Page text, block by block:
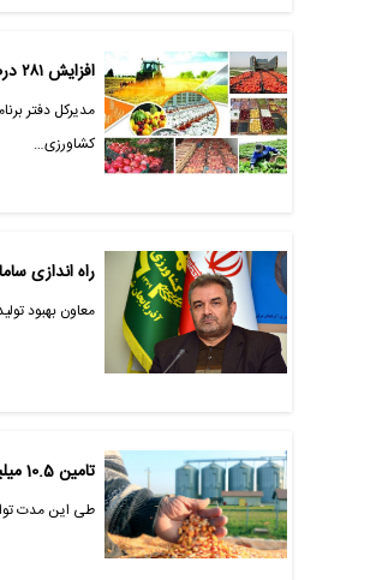
افزایش ۲۸۱ درصدی یارانه نهاده‌ها، عوامل تولید و خرید تضمینی محصولات کشاورزی در لایحه بودجه ۱۴۰۰
مدیرکل دفتر
کشاورزی…
راه اندازی
معاون بهبود
تامین 10.5 میلیون تن نهاده‌های کشاورزی تاکنون
طی این مدت